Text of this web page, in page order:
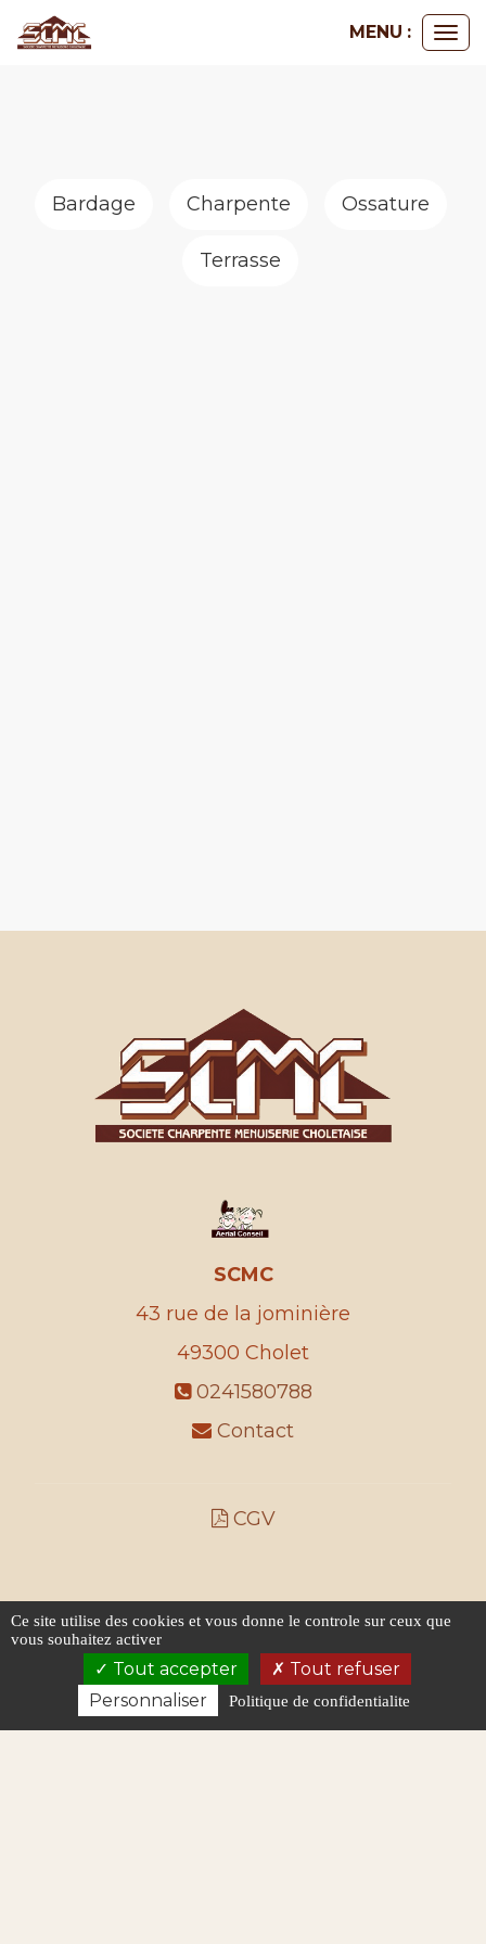
MENU :
Bardage Charpente Ossature
Terrasse
SCMC
43 rue de la jominière
49300 Cholet
0241580788
Contact
CGV
Panneau de gestion des cookies
Ce site utilise des cookies et vous donne le controle sur ceux que
vous souhaitez activer
Tout accepter
Tout refuser
Personnaliser
Politique de confidentialite